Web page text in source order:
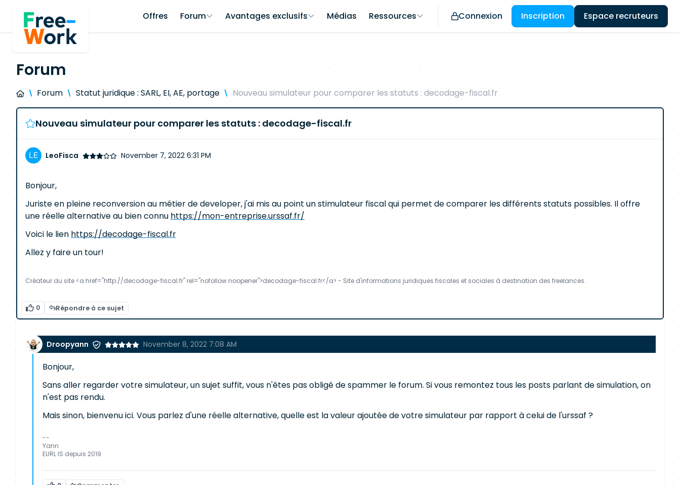
Offres Forum Avantages exclusifs Médias Ressources Connexion Inscription Espace recruteurs
Forum
Forum Statut juridique : SARL, EI, AE, portage Nouveau simulateur pour comparer les statuts : decodage-fiscal.fr
Nouveau simulateur pour comparer les statuts : decodage-fiscal.fr
LeoFisca November 7, 2022 6:31 PM
Bonjour,
Juriste en pleine reconversion au métier de developer, j'ai mis au point un stimulateur fiscal qui permet de comparer les différents statuts possibles. Il offre
une réelle alternative au bien connu https://mon-entreprise.urssaf.fr/
Voici le lien https://decodage-fiscal.fr
Allez y faire un tour!
Créateur du site <a href="http://decodage-fiscal.fr" rel="nofollow noopener">decodage-fiscal.fr</a> - Site d'informations juridiques fiscales et sociales à destination des freelances.
0 Répondre à ce sujet
Droopyann November 8, 2022 7:08 AM
Bonjour,
Sans aller regarder votre simulateur, un sujet suffit, vous n'êtes pas obligé de spammer le forum. Si vous remontez tous les posts parlant de simulation, on
n'est pas rendu.
Mais sinon, bienvenu ici. Vous parlez d'une réelle alternative, quelle est la valeur ajoutée de votre simulateur par rapport à celui de l'urssaf ?
--
Yann
EURL IS depuis 2019